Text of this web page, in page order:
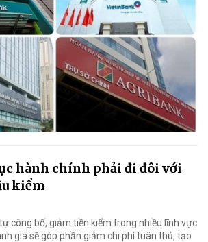
hành chính phải đi đôi với
kiểm
công bố, giảm tiền kiểm trong nhiều lĩnh vực
giá sẽ góp phần giảm chi phí tuân thủ, tạo